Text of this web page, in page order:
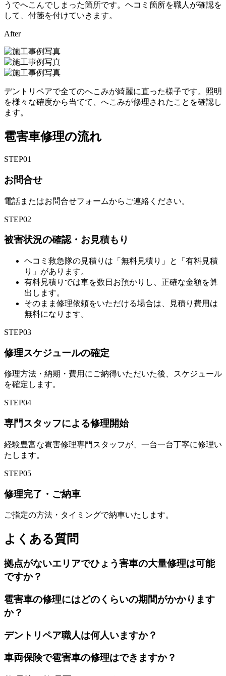
うでへこんでしまった箇所です。ヘコミ箇所を職人が確認を
して、付箋を付けていきます。
After
デントリペアで全てのへこみが綺麗に直った様子です。照明
を様々な確度から当てて、へこみが修理されたことを確認し
ます。
雹害車修理の流れ
STEP01
お問合せ
電話またはお問合せフォームからご連絡ください。
STEP02
被害状況の確認・お見積もり
ヘコミ救急隊の見積りは「無料見積り」と「有料見積
り」があります。
有料見積りでは車を数日お預かりし、正確な金額を算
出します。
そのまま修理依頼をいただける場合は、見積り費用は
無料になります。
STEP03
修理スケジュールの確定
修理方法・納期・費用にご納得いただいた後、スケジュール
を確定します。
STEP04
専門スタッフによる修理開始
経験豊富な雹害修理専門スタッフが、一台一台丁寧に修理い
たします。
STEP05
修理完了・ご納車
ご指定の方法・タイミングで納車いたします。
よくある質問
拠点がないエリアでひょう害車の大量修理は可能
ですか？
雹害車の修理にはどのくらいの期間がかかります
か？
デントリペア職人は何人いますか？
車両保険で雹害車の修理はできますか？